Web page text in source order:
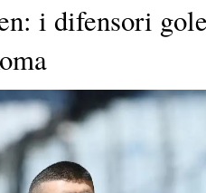
i difensori